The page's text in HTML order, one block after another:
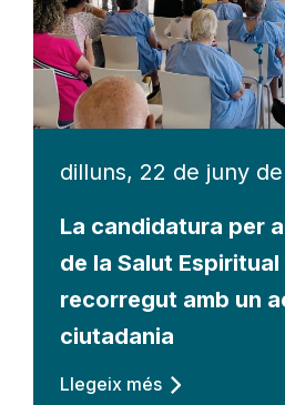
dilluns, 22 de juny
La candidatura per
de la Salut
recorregut amb un
ciutadania
Llegeix més